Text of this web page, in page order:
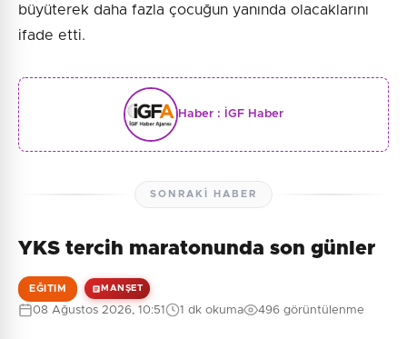
büyüterek daha fazla çocuğun yanında olacaklarını
ifade etti.
Haber : İGF Haber
SONRAKI HABER
YKS tercih maratonunda son günler
EĞITIM MANŞET
08 Ağustos 2026, 10:51 1 dk okuma 496 görüntülenme